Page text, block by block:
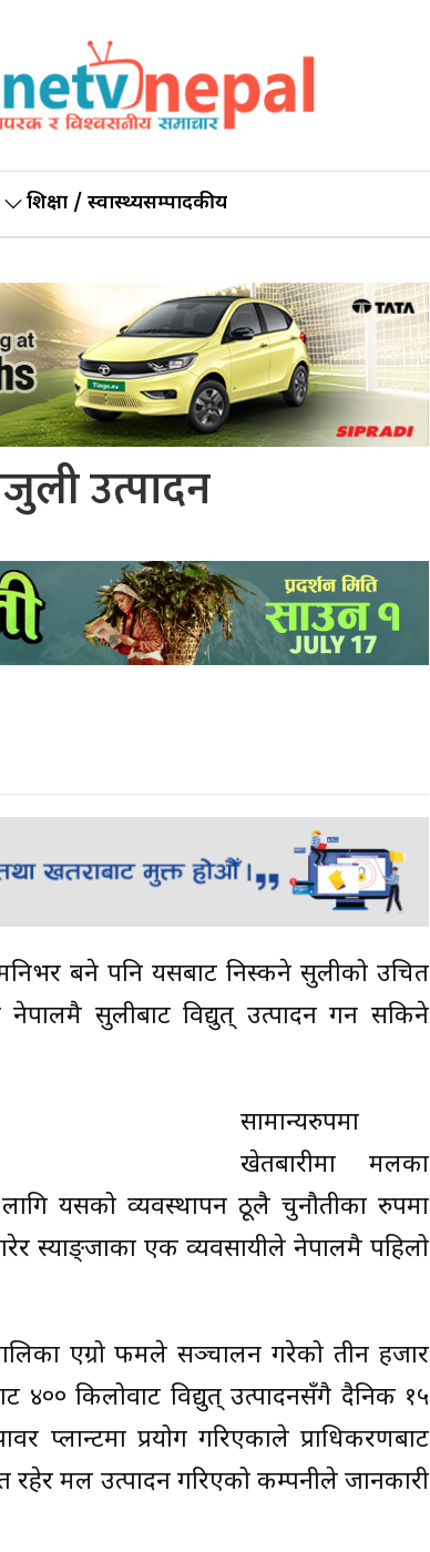
शिक्षा / स्वास्थ्यसम्पादकीय
उत्पादन
बने पनि यसबाट निस्कने सुलीको उचित
सुलीबाट विद्युत् उत्पादन गर्न सकिने
सामान्यरुपमा
खेतबारीमा मलका
यसको व्यवस्थापन ठूलै चुनौतीका रुपमा
स्याङ्जाका एक व्यवसायीले नेपालमै पहिलो
एग्रो फर्मले सञ्चालन गरेको तीन हजार
४०० किलोवाट विद्युत् उत्पादनसँगै दैनिक १५
प्रयोग गरिएकाले प्राधिकरणबाट
रहेर मल उत्पादन गरिएको कम्पनीले जानकारी